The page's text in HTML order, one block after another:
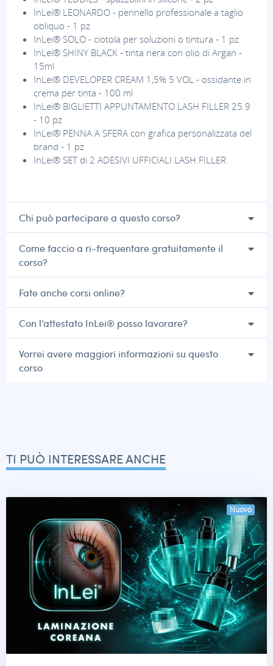
InLei® LEONARDO - pennello professionale a taglio
obliquo - 1 pz
InLei® SOLO - ciotola per soluzioni o tintura - 1 pz
InLei® SHINY BLACK - tinta nera con olio di Argan -
15ml
InLei® DEVELOPER CREAM 1,5% 5 VOL - ossidante in
crema per tinta - 100 ml
InLei® BIGLIETTI APPUNTAMENTO LASH FILLER 25.9
- 10 pz
InLei® PENNA A SFERA con grafica personalizzata del
brand - 1 pz
InLei® SET di 2 ADESIVI UFFICIALI LASH FILLER
Chi può partecipare a questo corso?
Come faccio a ri-frequentare gratuitamente il
corso?
Fate anche corsi online?
Con l’attestato InLei® posso lavorare?
Vorrei avere maggiori informazioni su questo
corso
TI PUÒ INTERESSARE ANCHE
Nuovo